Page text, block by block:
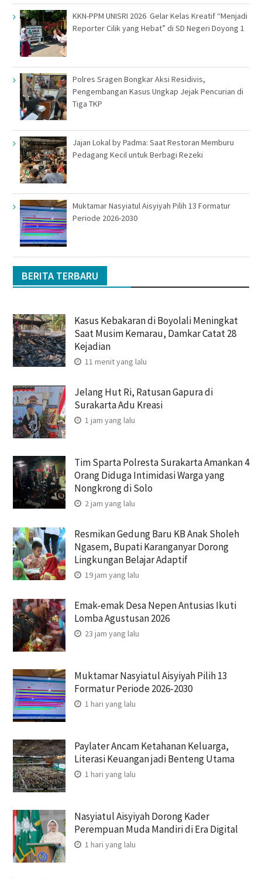
KKN-PPM UNISRI 2026 Gelar Kelas Kreatif “Menjadi
Reporter Cilik yang Hebat” di SD Negeri Doyong 1
Polres Sragen Bongkar Aksi Residivis,
Pengembangan Kasus Ungkap Jejak Pencurian di
Tiga TKP
Jajan Lokal by Padma: Saat Restoran Memburu
Pedagang Kecil untuk Berbagi Rezeki
Muktamar Nasyiatul Aisyiyah Pilih 13 Formatur
Periode 2026-2030
BERITA TERBARU
Kasus Kebakaran di Boyolali Meningkat
Saat Musim Kemarau, Damkar Catat 28
Kejadian
11 menit yang lalu
Jelang Hut Ri, Ratusan Gapura di
Surakarta Adu Kreasi
1 jam yang lalu
Tim Sparta Polresta Surakarta Amankan 4
Orang Diduga Intimidasi Warga yang
Nongkrong di Solo
2 jam yang lalu
Resmikan Gedung Baru KB Anak Sholeh
Ngasem, Bupati Karanganyar Dorong
Lingkungan Belajar Adaptif
19 jam yang lalu
Emak-emak Desa Nepen Antusias Ikuti
Lomba Agustusan 2026
23 jam yang lalu
Muktamar Nasyiatul Aisyiyah Pilih 13
Formatur Periode 2026-2030
1 hari yang lalu
Paylater Ancam Ketahanan Keluarga,
Literasi Keuangan jadi Benteng Utama
1 hari yang lalu
Nasyiatul Aisyiyah Dorong Kader
Perempuan Muda Mandiri di Era Digital
1 hari yang lalu